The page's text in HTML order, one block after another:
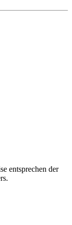
entsprechen der